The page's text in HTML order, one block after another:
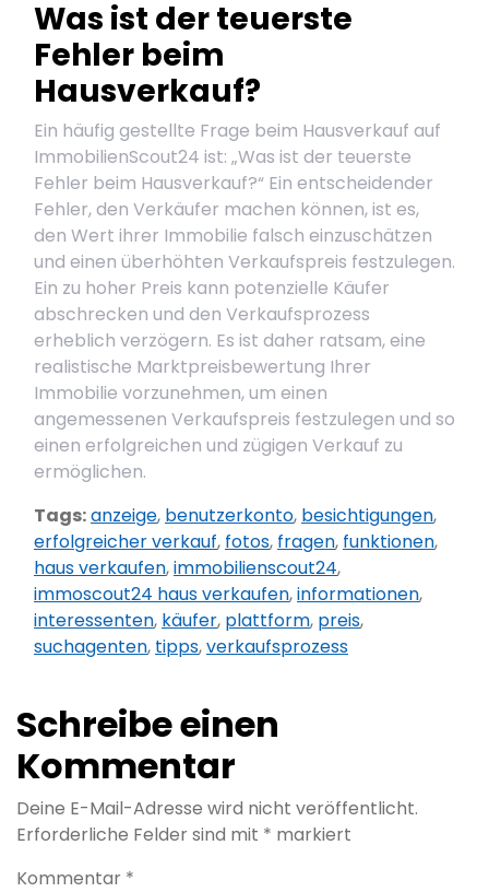
Was ist der teuerste
Fehler beim
Hausverkauf?
Ein häufig gestellte Frage beim Hausverkauf auf
ImmobilienScout24 ist: „Was ist der teuerste
Fehler beim Hausverkauf?“ Ein entscheidender
Fehler, den Verkäufer machen können, ist es,
den Wert ihrer Immobilie falsch einzuschätzen
und einen überhöhten Verkaufspreis festzulegen.
Ein zu hoher Preis kann potenzielle Käufer
abschrecken und den Verkaufsprozess
erheblich verzögern. Es ist daher ratsam, eine
realistische Marktpreisbewertung Ihrer
Immobilie vorzunehmen, um einen
angemessenen Verkaufspreis festzulegen und so
einen erfolgreichen und zügigen Verkauf zu
ermöglichen.
Tags:anzeige, benutzerkonto, besichtigungen,
erfolgreicher verkauf, fotos, fragen, funktionen,
haus verkaufen,immobilienscout24,
immoscout24 haus verkaufen,informationen,
interessenten, käufer, plattform, preis,
suchagenten, tipps,verkaufsprozess
Schreibe einen
Kommentar
Deine E-Mail-Adresse wird nicht veröffentlicht.
Erforderliche Felder sind mit * markiert
Kommentar *